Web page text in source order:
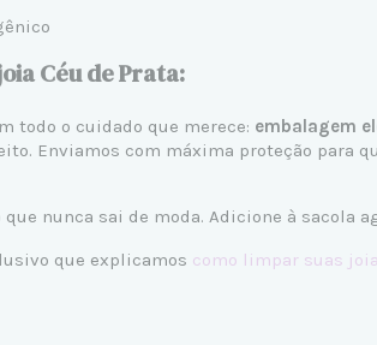
Céu de Prata:
todo o cuidado que merece: embalagem
Enviamos com máxima proteção para
nunca sai de moda. Adicione à sacola
que explicamos como limpar suas